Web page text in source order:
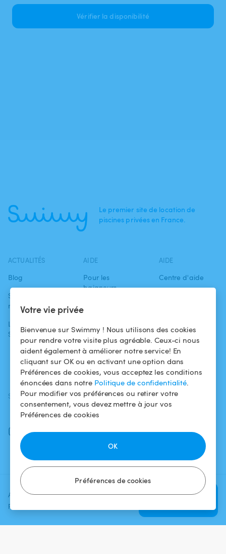
Votre vie privée
Bienvenue sur Swimmy ! Nous utilisons des cookies
pour rendre votre visite plus agréable. Ceux-ci nous
aident également à améliorer notre service! En
cliquant sur OK ou en activant une option dans
Préférences de cookies, vous acceptez les conditions
énoncées dans notre Politique de confidentialité.
Pour modifier vos préférences ou retirer votre
consentement, vous devez mettre à jour vos
Préférences de cookies
Préférences de cookies
OK
Ajoutez une date et un créneau
pour voir le prix
Vérifier la
Vérifier la disponibilité
Le premier site de location de
piscines privées en France.
ACTUALITÉS
Blog
Swimmy dans les
médias
L'aventure
Swimmy
AIDE
Pour les
baigneurs
Louer ma piscine
Comment ça
marche ?
AIDE
Centre d'aide
confidentialité
Mentions légales
SUIVEZ-NOUS
Facebook
Instagram
TÉLÉCHARGEZ L'APP